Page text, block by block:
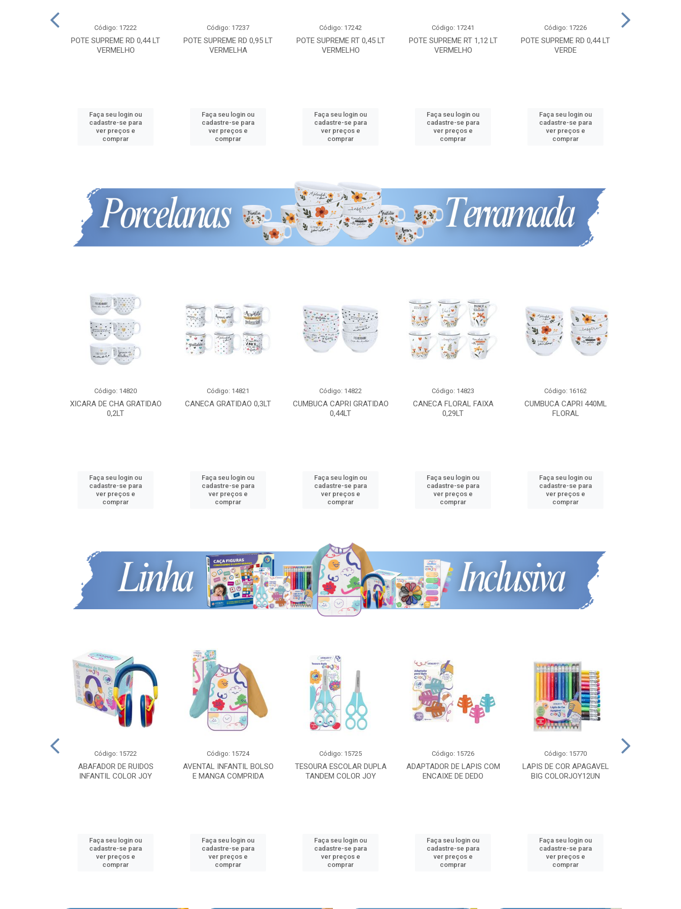
POTE SUPREME RD 0,44 LT
VERMELHO
Código: 17222
Faça seu login ou
cadastre-se para
ver preços e
comprar
POTE SUPREME RD 0,95 LT
VERMELHA
Código: 17237
Faça seu login ou
cadastre-se para
ver preços e
comprar
POTE SUPREME RT 0,45 LT
VERMELHO
Código: 17242
Faça seu login ou
cadastre-se para
ver preços e
comprar
POTE SUPREME RT 1,12 LT
VERMELHO
Código: 17241
Faça seu login ou
cadastre-se para
ver preços e
comprar
POTE SUPREME RD 0,44 LT
VERDE
Código: 17226
Faça seu login ou
cadastre-se para
ver preços e
comprar
XICARA DE CHA GRATIDAO
0,2LT
Código: 14820
Faça seu login ou
cadastre-se para
ver preços e
comprar
CANECA GRATIDAO 0,3LT
Código: 14821
Faça seu login ou
cadastre-se para
ver preços e
comprar
CUMBUCA CAPRI GRATIDAO
0,44LT
Código: 14822
Faça seu login ou
cadastre-se para
ver preços e
comprar
CANECA FLORAL FAIXA
0,29LT
Código: 14823
Faça seu login ou
cadastre-se para
ver preços e
comprar
CUMBUCA CAPRI 440ML
FLORAL
Código: 16162
Faça seu login ou
cadastre-se para
ver preços e
comprar
ABAFADOR DE RUIDOS
INFANTIL COLOR JOY
Código: 15722
Faça seu login ou
cadastre-se para
ver preços e
comprar
AVENTAL INFANTIL BOLSO
E MANGA COMPRIDA
Código: 15724
Faça seu login ou
cadastre-se para
ver preços e
comprar
TESOURA ESCOLAR DUPLA
TANDEM COLOR JOY
Código: 15725
Faça seu login ou
cadastre-se para
ver preços e
comprar
ADAPTADOR DE LAPIS COM
ENCAIXE DE DEDO
Código: 15726
Faça seu login ou
cadastre-se para
ver preços e
comprar
LAPIS DE COR APAGAVEL
BIG COLORJOY12UN
Código: 15770
Faça seu login ou
cadastre-se para
ver preços e
comprar